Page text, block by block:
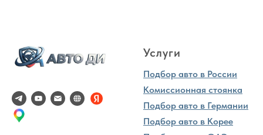
Услуги
Подбор авто в России
Комиссионная стоянка
Подбор авто в Германии
Подбор авто в Корее